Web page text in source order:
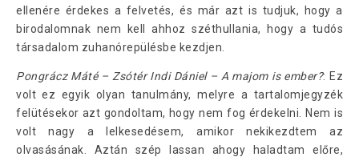
ellenére érdekes a felvetés, és már azt is tudjuk, hogy a
birodalomnak nem kell ahhoz széthullania, hogy a tudós
társadalom zuhanórepülésbe kezdjen.
Pongrácz Máté – Zsótér Indi Dániel – A majom is ember?: Ez
volt ez egyik olyan tanulmány, melyre a tartalomjegyzék
felütésekor azt gondoltam, hogy nem fog érdekelni. Nem is
volt nagy a lelkesedésem, amikor nekikezdtem az
olvasásának. Aztán szép lassan ahogy haladtam előre,